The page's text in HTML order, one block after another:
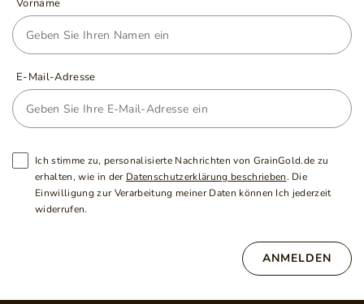
Vorname
E-Mail-Adresse
Ich stimme zu, personalisierte Nachrichten von GrainGold.de zu
erhalten, wie in der Datenschutzerklärung beschrieben. Die
Einwilligung zur Verarbeitung meiner Daten können Ich jederzeit
widerrufen.
ANMELDEN